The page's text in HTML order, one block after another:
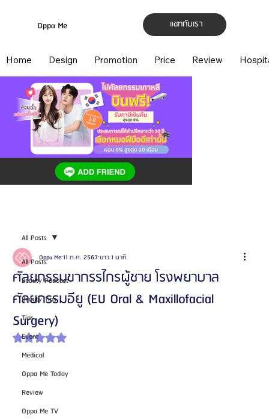
แชทกับเรา
Oppa Me
Home Design Promotion Price Review
All Posts
Beauty Podcast
Beauty Tips
Tips
Event
Medical
Oppa Me Today
Review
Oppa Me TV
All Posts
ศัลยกรรมขากรรไกรผู้ชาย โรงพยาบาล
ศัลยกรรมอียู (EU Oral & Maxillofacial
Surgery)
Oppa Me11 ต.ค. 2567 ยาว 1 นาที
ได้รับ NaN เต็ม 5 ดาว